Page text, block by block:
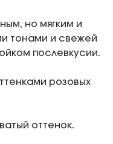
но мягким и
тонами и свежей
послевкусии.
розовых
оттенок.